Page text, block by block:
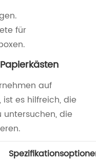
für
auf
es hilfreich, die
untersuchen, die